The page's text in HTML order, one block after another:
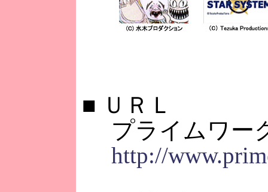
■ ＵＲＬ
プライムワー
http://